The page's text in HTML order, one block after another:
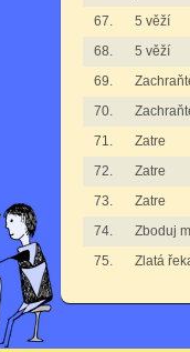
67. 5 věží
68.
5 věží
69.
70.
71.
Zatre
72.
Zatre
73.
Zatre
74.
Zboduj
75.
Zlatá